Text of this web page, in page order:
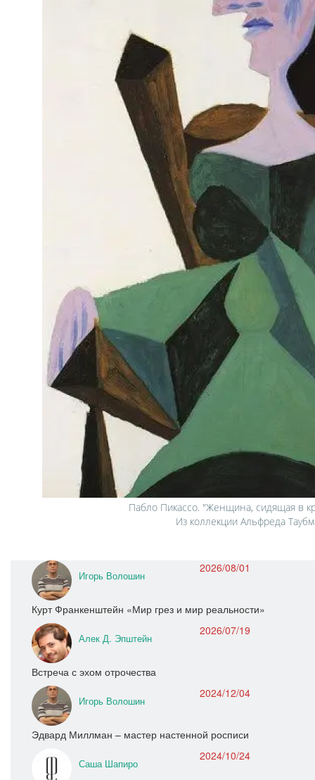
Пабло Пикассо. "Женщина, сидящая в
Из коллекции Альфреда
Игорь Волошин
2026/08/01
Курт Франкенштейн «Мир грез и мир реальности»
Алек Д. Эпштейн
2026/07/19
Встреча с эхом отрочества
Игорь Волошин
2024/12/04
Эдвард Миллман – мастер настенной росписи
Саша Шапиро
2024/10/24